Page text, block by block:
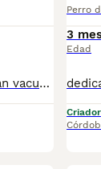
2 preciosos cachorros de pdae macho y hembra se entregan vacunados desparasitados y revisado x el veterinario tlf de contacto 622425492
Perro
3
Edad
Criador